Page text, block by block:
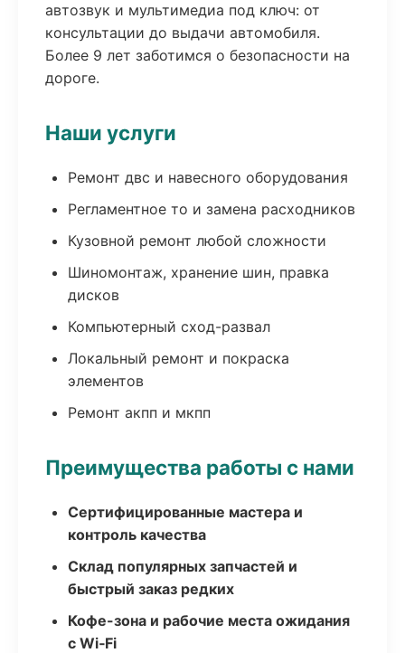
автозвук и мультимедиа под ключ: от
консультации до выдачи автомобиля.
Более 9 лет заботимся о безопасности на
дороге.
Наши услуги
Ремонт двс и навесного оборудования
Регламентное то и замена расходников
Кузовной ремонт любой сложности
Шиномонтаж, хранение шин, правка
дисков
Компьютерный сход-развал
Локальный ремонт и покраска
элементов
Ремонт акпп и мкпп
Преимущества работы с нами
Сертифицированные мастера и
контроль качества
Склад популярных запчастей и
быстрый заказ редких
Кофе-зона и рабочие места ожидания
с Wi‑Fi